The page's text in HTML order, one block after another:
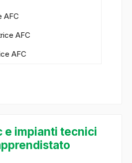
AFC
AFC
AFC
e impianti tecnici